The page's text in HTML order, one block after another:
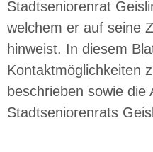
Stadtseniorenrat
welchem er auf seine
hinweist. In diesem
Kontaktmöglichkeiten
beschrieben sowie
Stadtseniorenrats